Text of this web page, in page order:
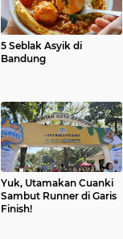
5 Seblak Asyik di
Bandung
Yuk, Utamakan Cuanki
Sambut Runner di Garis
Finish!